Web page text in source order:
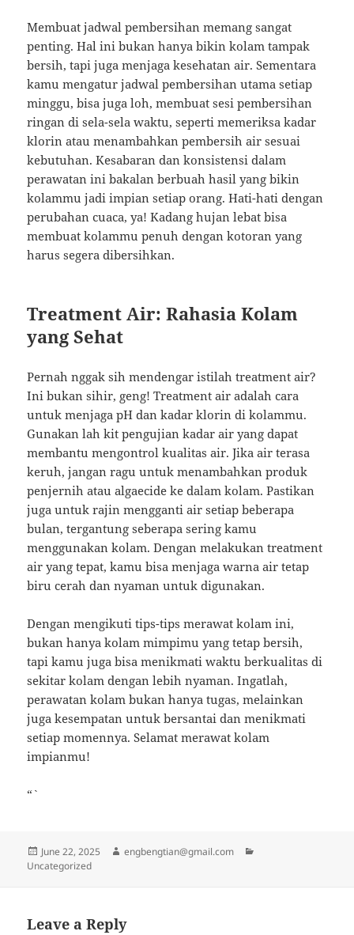
Membuat jadwal pembersihan memang sangat
penting. Hal ini bukan hanya bikin kolam tampak
bersih, tapi juga menjaga kesehatan air. Sementara
kamu mengatur jadwal pembersihan utama setiap
minggu, bisa juga loh, membuat sesi pembersihan
ringan di sela-sela waktu, seperti memeriksa kadar
klorin atau menambahkan pembersih air sesuai
kebutuhan. Kesabaran dan konsistensi dalam
perawatan ini bakalan berbuah hasil yang bikin
kolammu jadi impian setiap orang. Hati-hati dengan
perubahan cuaca, ya! Kadang hujan lebat bisa
membuat kolammu penuh dengan kotoran yang
harus segera dibersihkan.
Treatment Air: Rahasia Kolam
yang Sehat
Pernah nggak sih mendengar istilah treatment air?
Ini bukan sihir, geng! Treatment air adalah cara
untuk menjaga pH dan kadar klorin di kolammu.
Gunakan lah kit pengujian kadar air yang dapat
membantu mengontrol kualitas air. Jika air terasa
keruh, jangan ragu untuk menambahkan produk
penjernih atau algaecide ke dalam kolam. Pastikan
juga untuk rajin mengganti air setiap beberapa
bulan, tergantung seberapa sering kamu
menggunakan kolam. Dengan melakukan treatment
air yang tepat, kamu bisa menjaga warna air tetap
biru cerah dan nyaman untuk digunakan.
Dengan mengikuti tips-tips merawat kolam ini,
bukan hanya kolam mimpimu yang tetap bersih,
tapi kamu juga bisa menikmati waktu berkualitas di
sekitar kolam dengan lebih nyaman. Ingatlah,
perawatan kolam bukan hanya tugas, melainkan
juga kesempatan untuk bersantai dan menikmati
setiap momennya. Selamat merawat kolam
impianmu!
“`
Posted
on
June 22, 2025 Author
engbengtian@gmail.com
Uncategorized
Leave a Reply